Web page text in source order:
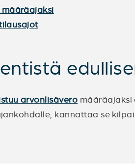
arvonlisävero määräajaksi
kannattaa se